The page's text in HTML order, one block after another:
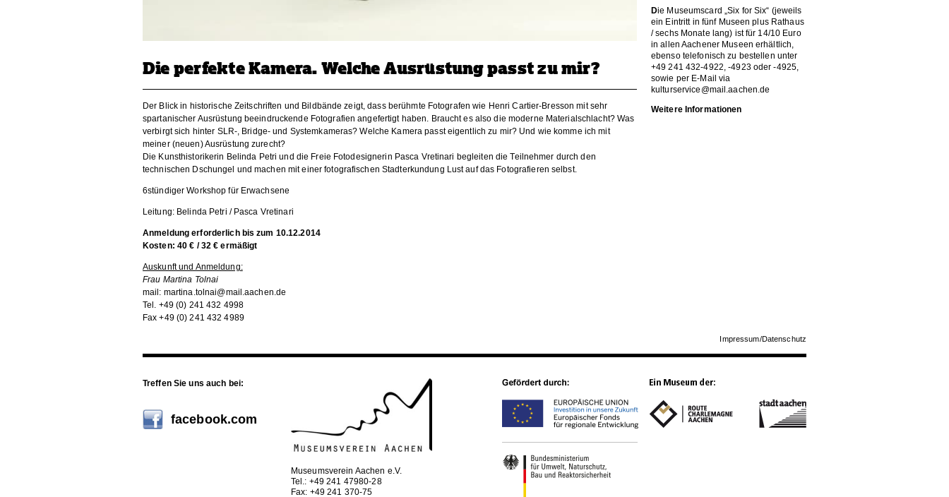
Die perfekte Kamera. Welche Ausrüstung passt zu mir?
Der Blick in historische Zeitschriften und Bildbände zeigt, dass berühmte Fotografen wie Henri Cartier-Bresson mit sehr
spartanischer Ausrüstung beeindruckende Fotografien angefertigt haben. Braucht es also die moderne Materialschlacht? Was
verbirgt sich hinter SLR-, Bridge- und Systemkameras? Welche Kamera passt eigentlich zu mir? Und wie komme ich mit
meiner (neuen) Ausrüstung zurecht?
Die Kunsthistorikerin Belinda Petri und die Freie Fotodesignerin Pasca Vretinari begleiten die Teilnehmer durch den
technischen Dschungel und machen mit einer fotografischen Stadterkundung Lust auf das Fotografieren selbst.
6stündiger Workshop für Erwachsene
Leitung: Belinda Petri / Pasca Vretinari
Anmeldung erforderlich bis zum 10.12.2014
Kosten: 40 € / 32 € ermäßigt
Auskunft und Anmeldung:
Frau Martina Tolnai
mail: martina.tolnai@mail.aachen.de
Tel. +49 (0) 241 432 4998
Fax +49 (0) 241 432 4989
Die Museumscard „Six for Six“ (jeweils
ein Eintritt in fünf Museen plus Rathaus
/ sechs Monate lang) ist für 14/10 Euro
in allen Aachener Museen erhältlich,
ebenso telefonisch zu bestellen unter
+49 241 432-4922, -4923 oder -4925,
sowie per E-Mail via
kulturservice@mail.aachen.de
Weitere Informationen
Impressum/Datenschutz
Treffen Sie uns auch bei:
facebook.com
Museumsverein Aachen e.V.
Tel.: +49 241 47980-28
Fax: +49 241 370-75